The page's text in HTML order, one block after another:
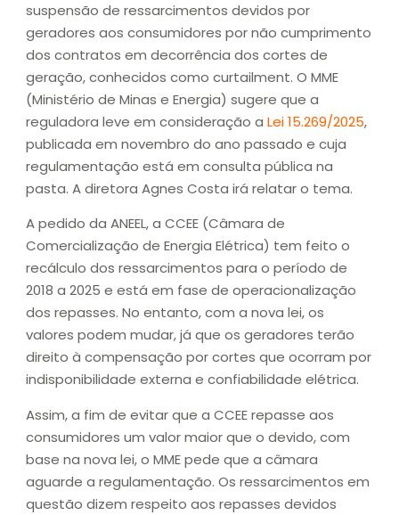
suspensão de ressarcimentos devidos por
geradores aos consumidores por não cumprimento
dos contratos em decorrência dos cortes de
geração, conhecidos como curtailment. O MME
(Ministério de Minas e Energia) sugere que a
reguladora leve em consideração a Lei 15.269/2025,
publicada em novembro do ano passado e cuja
regulamentação está em consulta pública na
pasta. A diretora Agnes Costa irá relatar o tema.
A pedido da ANEEL, a CCEE (Câmara de
Comercialização de Energia Elétrica) tem feito o
recálculo dos ressarcimentos para o período de
2018 a 2025 e está em fase de operacionalização
dos repasses. No entanto, com a nova lei, os
valores podem mudar, já que os geradores terão
direito à compensação por cortes que ocorram por
indisponibilidade externa e confiabilidade elétrica.
Assim, a fim de evitar que a CCEE repasse aos
consumidores um valor maior que o devido, com
base na nova lei, o MME pede que a câmara
aguarde a regulamentação. Os ressarcimentos em
questão dizem respeito aos repasses devidos